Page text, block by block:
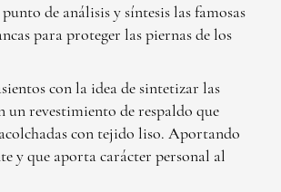
de análisis y síntesis las famosas
para proteger las piernas de los
con la idea de sintetizar las
un revestimiento de respaldo que
con tejido liso. Aportando
y que aporta carácter personal al